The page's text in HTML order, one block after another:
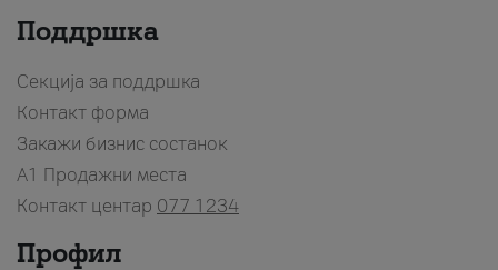
Поддршка
Секција за поддршка
Контакт форма
Закажи бизнис состанок
A1 Продажни места
Контакт центар 077 1234
Профил